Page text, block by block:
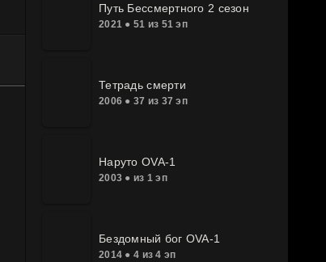
Путь Бессмертного 2 сезон
2021 ● 51 из 51 эп
Тетрадь смерти
2006 ● 37 из 37 эп
Наруто OVA-1
2003 ● из 1 эп
Бездомный бог OVA-1
2014 ● 4 из 4 эп